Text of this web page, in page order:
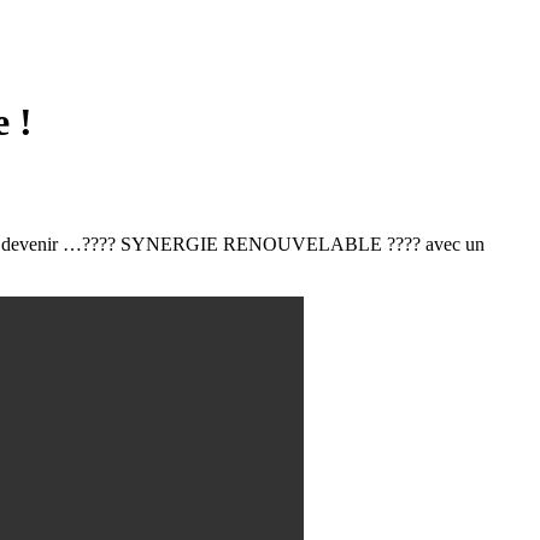
!
devenir …???? SYNERGIE RENOUVELABLE ???? avec un